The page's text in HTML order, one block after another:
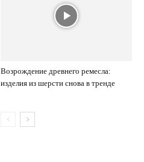
Возрождение древнего ремесла:
изделия из шерсти снова в тренде